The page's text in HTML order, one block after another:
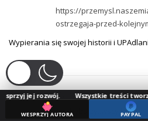
https://
ostrzegaja-przed-
Wypierania się swojej historii i
Dumny PolakMówi
To chyba zy..wscy
Wszystkie treści tworzymy
WESPRZYJ AUTORA PAYPAL